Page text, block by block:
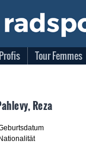
Profis Tour Femmes
Reza
Nationalität